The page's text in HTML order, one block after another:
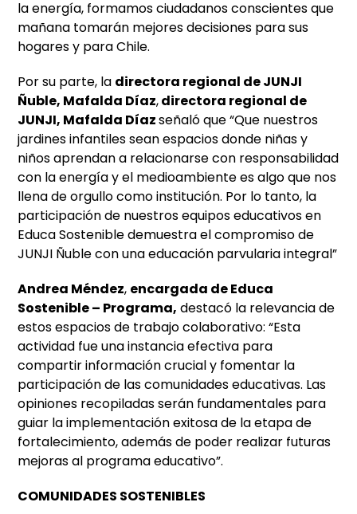
la energía, formamos ciudadanos conscientes que
mañana tomarán mejores decisiones para sus
hogares y para Chile.
Por su parte, la directora regional de JUNJI
Ñuble, Mafalda Díaz,directora regional de
JUNJI, Mafalda Díazseñaló que “Que nuestros
jardines infantiles sean espacios donde niñas y
niños aprendan a relacionarse con responsabilidad
con la energía y el medioambiente es algo que nos
llena de orgullo como institución. Por lo tanto, la
participación de nuestros equipos educativos en
Educa Sostenible demuestra el compromiso de
JUNJI Ñuble con una educación parvularia integral”
Andrea Méndez, encargada de Educa
Sostenible – Programa, destacó la relevancia de
estos espacios de trabajo colaborativo: “Esta
actividad fue una instancia efectiva para
compartir información crucial y fomentar la
participación de las comunidades educativas. Las
opiniones recopiladas serán fundamentales para
guiar la implementación exitosa de la etapa de
fortalecimiento, además de poder realizar futuras
mejoras al programa educativo”.
COMUNIDADES SOSTENIBLES